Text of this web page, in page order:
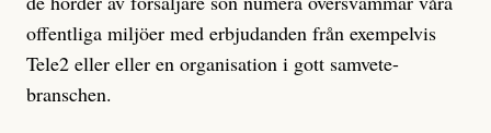
offentliga miljöer med erbjudanden från exempelvis
Tele2 eller eller en organisation i gott samvete-
branschen.